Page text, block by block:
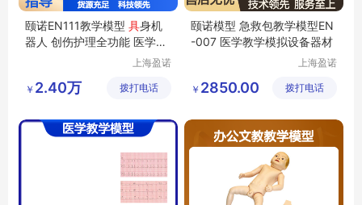
颐诺EN111教学模型 具身机
器人 创伤护理全功能 医学临
上海盈诺
公司
￥ 2.40万 拨打电话
颐诺模型 急救包教学模型EN
-007 医学教学模拟设备器材
上海盈诺
公司
￥ 2850.00 拨打电话